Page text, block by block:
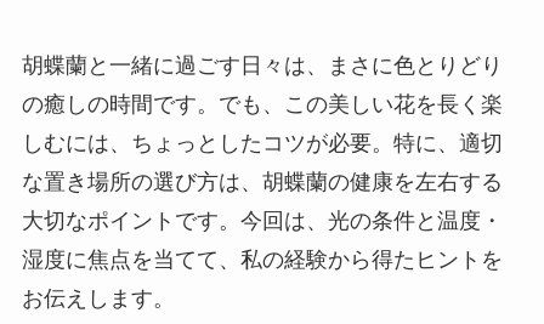
胡蝶蘭と一緒に過ごす日々は、まさに色とりどり
の癒しの時間です。でも、この美しい花を長く楽
しむには、ちょっとしたコツが必要。特に、適切
な置き場所の選び方は、胡蝶蘭の健康を左右する
大切なポイントです。今回は、光の条件と温度・
湿度に焦点を当てて、私の経験から得たヒントを
お伝えします。